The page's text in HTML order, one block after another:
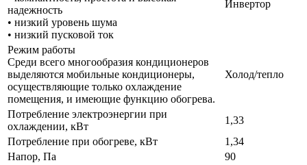
надежность
• низкий уровень шума
• низкий пусковой ток
Инвертор
Режим работы
Среди всего многообразия кондиционеров
выделяются мобильные кондиционеры,
осуществляющие только охлаждение
помещения, и имеющие функцию обогрева.
Холод/тепло
Потребление электроэнергии при
охлаждении, кВт
1,33
Потребление при обогреве, кВт
1,34
Напор, Па
90